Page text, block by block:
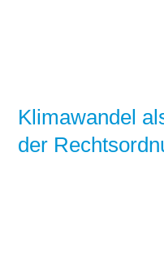
Klimawandel
der